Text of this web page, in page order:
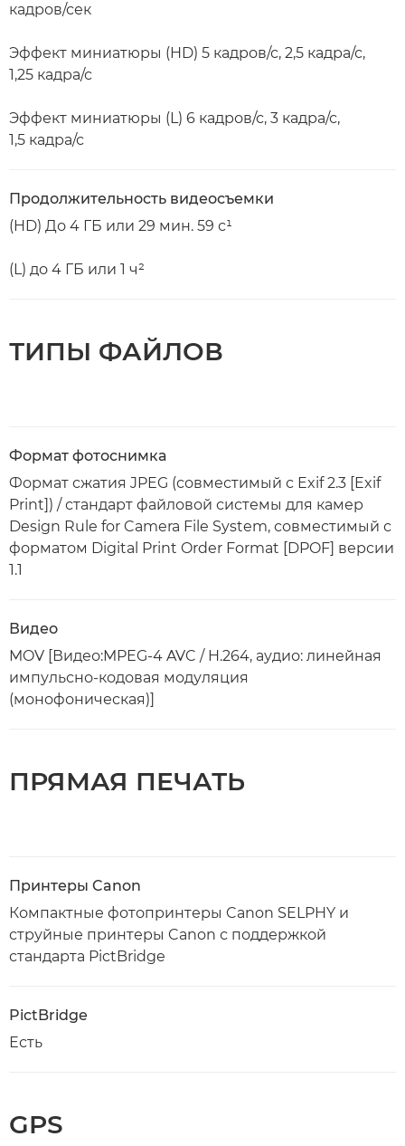
кадров/сек
Эффект миниатюры (HD) 5 кадров/с, 2,5 кадра/с,
1,25 кадра/с
Эффект миниатюры (L) 6 кадров/с, 3 кадра/с,
1,5 кадра/с
Продолжительность видеосъемки
(HD) До 4 ГБ или 29 мин. 59 с¹
(L) до 4 ГБ или 1 ч²
ТИПЫ ФАЙЛОВ
Формат фотоснимка
Формат сжатия JPEG (совместимый с Exif 2.3 [Exif
Print]) / стандарт файловой системы для камер
Design Rule for Camera File System, совместимый с
форматом Digital Print Order Format [DPOF] версии
1.1
Видео
MOV [Видео:MPEG-4 AVC / H.264, аудио: линейная
импульсно-кодовая модуляция
(монофоническая)]
ПРЯМАЯ ПЕЧАТЬ
Принтеры Canon
Компактные фотопринтеры Canon SELPHY и
струйные принтеры Canon с поддержкой
стандарта PictBridge
PictBridge
Есть
GPS